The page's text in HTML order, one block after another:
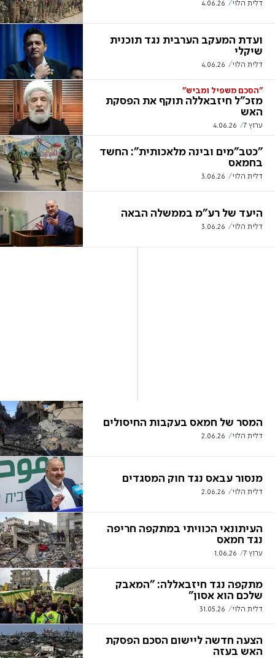
דלית הלוי 4.06.26
ועדת המעקב הערבית נגד תוכנית
שיקלי
דלית הלוי 4.06.26
"הסכם משפיל ומביש"
מזכ"ל חיזבאללה תוקף את הפסקת
האש
ערוץ 7 4.06.26
"כטב"מים ובינה מלאכותית": החשד
בחמאס
דלית הלוי 3.06.26
היעד של רע"מ בממשלה הבאה
דלית הלוי 3.06.26
המסר של חמאס בעקבות החיסולים
דלית הלוי 2.06.26
מנסור עבאס נגד חוק המסגדים
דלית הלוי 2.06.26
העיתונאי הכוויתי במתקפה חריפה
נגד חמאס
ערוץ 7 1.06.26
מתקפה נגד חיזבאללה: "המאבק
שלכם הוא אסון"
דלית הלוי 31.05.26
הצעה חדשה ליישום הסכם הפסקת
האש בעזה